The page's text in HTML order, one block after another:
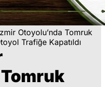
Otoyolu’nda Tomruk
Trafiğe Kapatıldı